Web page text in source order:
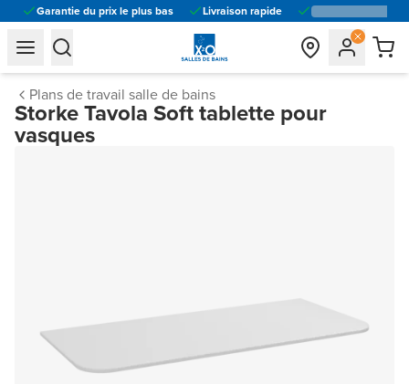
Garantie du prix le plus bas Livraison rapide
general.navigation.toggle_menu.label
general.navigation.toggle_menu.label
Plans de travail salle de bains
Storke Tavola Soft tablette pour
vasques